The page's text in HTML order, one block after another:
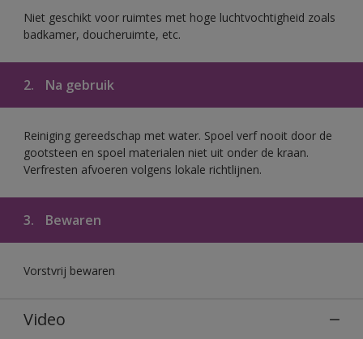
Niet geschikt voor ruimtes met hoge luchtvochtigheid zoals
badkamer, doucheruimte, etc.
2. Na gebruik
Reiniging gereedschap met water. Spoel verf nooit door de
gootsteen en spoel materialen niet uit onder de kraan.
Verfresten afvoeren volgens lokale richtlijnen.
3. Bewaren
Vorstvrij bewaren
Video